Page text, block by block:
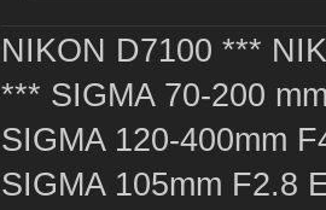
NIKON D7100 ***
*** SIGMA 70-200
SIGMA 120-400mm
SIGMA 105mm F2.8